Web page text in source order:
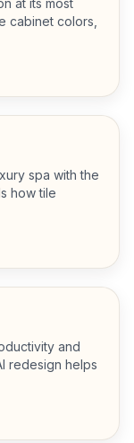
at its most
cabinet colors,
spa with the
how tile
and
redesign helps